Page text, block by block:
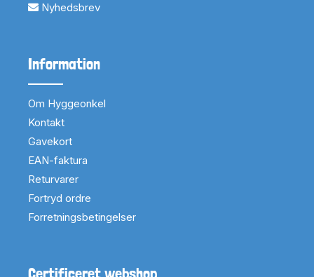
Nyhedsbrev
Information
Om Hyggeonkel
Kontakt
Gavekort
EAN-faktura
Returvarer
Fortryd ordre
Forretningsbetingelser